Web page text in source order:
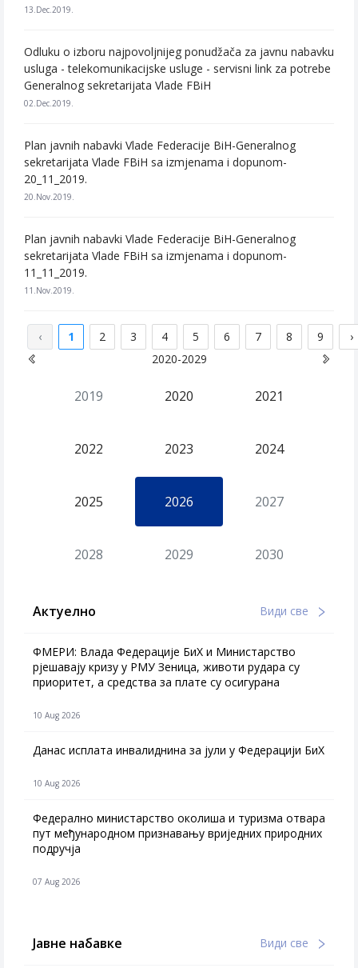
13.Dec.2019.
Odluku o izboru najpovoljnijeg ponudžača za javnu nabavku
usluga - telekomunikacijske usluge - servisni link za potrebe
Generalnog sekretarijata Vlade FBiH
02.Dec.2019.
Plan javnih nabavki Vlade Federacije BiH-Generalnog
sekretarijata Vlade FBiH sa izmjenama i dopunom-
20_11_2019.
20.Nov.2019.
Plan javnih nabavki Vlade Federacije BiH-Generalnog
sekretarijata Vlade FBiH sa izmjenama i dopunom-
11_11_2019.
11.Nov.2019.
‹ 1 2 3 4 5 6 7 8 9
›
2020-2029
2019 2020 2021
2022 2023 2024
2025 2026 2027
2028 2029 2030
Актуелно Види све
ФМЕРИ: Влада Федерације БиХ и Министарство
рјешавају кризу у РМУ Зеница, животи рудара су
приоритет, а средства за плате су осигурана
10 Aug 2026
Данас исплата инвалиднина за јули у Федерацији БиХ
10 Aug 2026
Федерално министарство околиша и туризма отвара
пут међународном признавању вриједних природних
подручја
07 Aug 2026
Јавне набавке Види све